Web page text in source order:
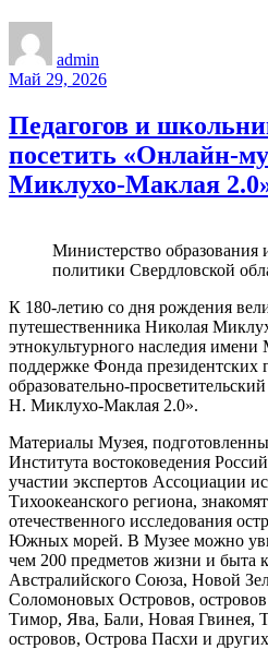
admin
Май 29, 2026
Педагогов и
посетить «Онлайн-
Миклухо-Маклая
Министерство образования
политики Свердловской
К 180-летию со дня рождения
путешественника Николая
этнокультурного наследия
поддержке Фонда президентских
образовательно-
Н. Миклухо-Маклая 2.0».
Материалы Музея,
Института востоковедения
участии экспертов Ассоциации
Тихоокеанского региона,
отечественного исследования
Южных морей. В Музее можно
чем 200 предметов жизни и быта
Австралийского Союза, Новой
Соломоновых Островов,
Тимор, Ява, Бали, Новая Гвинея,
островов, Острова Пасхи и